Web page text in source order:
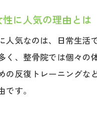
に人気の理由とは
人気なのは、日常生
く、整骨院では個々
の反復トレーニング
す。